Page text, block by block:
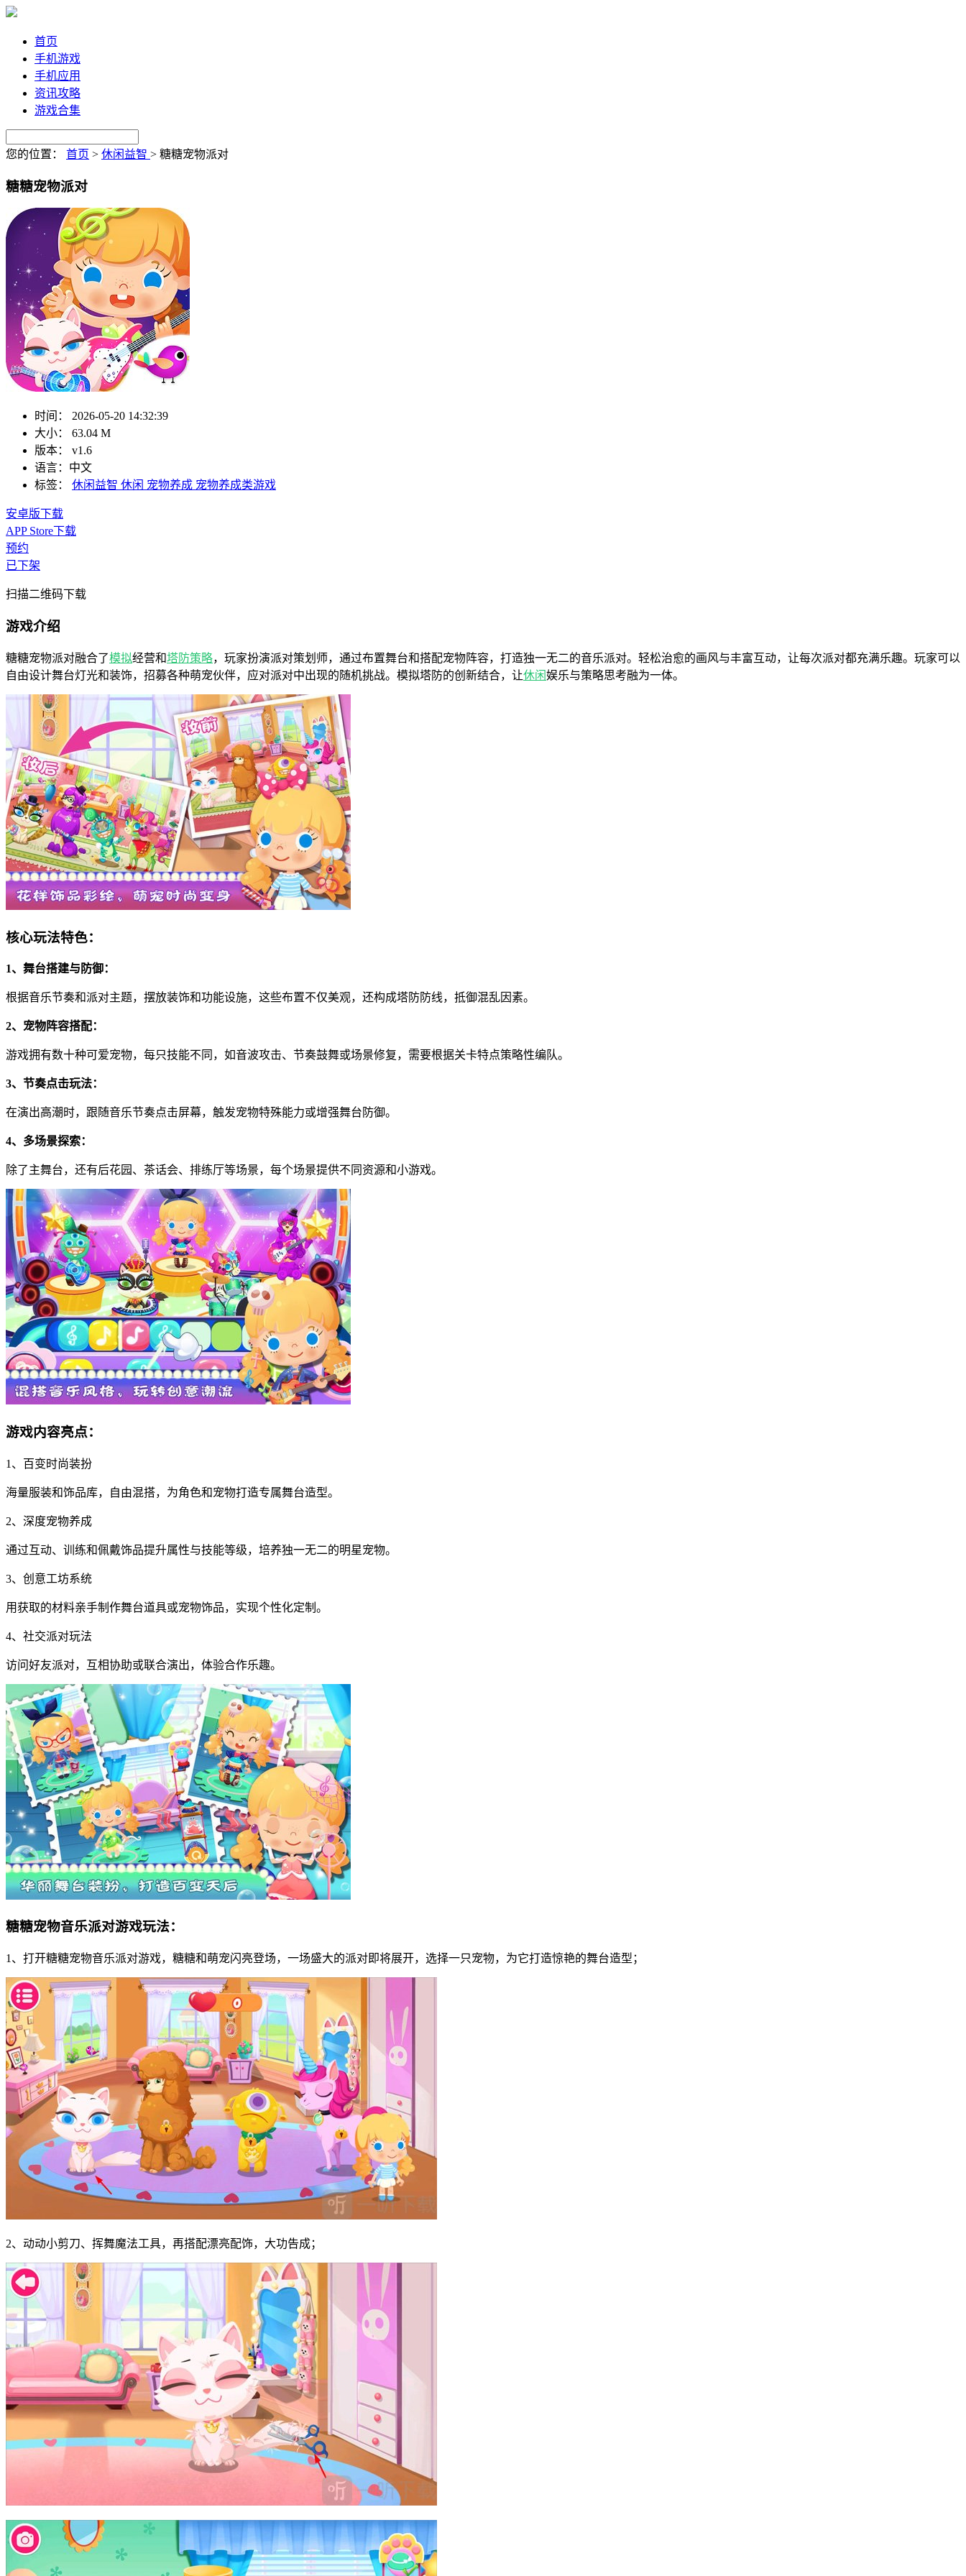
首页
手机游戏
手机应用
资讯攻略
游戏合集
您的位置： 首页 > 休闲益智 > 糖糖宠物派对
糖糖宠物派对
时间：
2026-05-20 14:32:39
大小：
63.04 M
版本：
v1.6
语言： 中文
标签：
休闲益智 休闲 宠物养成 宠物养成类游戏
安卓版下载
APP Store下载
预约
已下架
扫描二维码下载
游戏介绍
糖糖宠物派对融合了模拟经营和塔防策略，玩家扮演派对策划师，通过布置舞台和搭配宠物阵容，打造独一无二的音乐派对。轻松治愈的画风与丰富互动，让每次派对都充满乐趣。玩家可以
自由设计舞台灯光和装饰，招募各种萌宠伙伴，应对派对中出现的随机挑战。模拟塔防的创新结合，让休闲娱乐与策略思考融为一体。
核心玩法特色：
1、舞台搭建与防御：
根据音乐节奏和派对主题，摆放装饰和功能设施，这些布置不仅美观，还构成塔防防线，抵御混乱因素。
2、宠物阵容搭配：
游戏拥有数十种可爱宠物，每只技能不同，如音波攻击、节奏鼓舞或场景修复，需要根据关卡特点策略性编队。
3、节奏点击玩法：
在演出高潮时，跟随音乐节奏点击屏幕，触发宠物特殊能力或增强舞台防御。
4、多场景探索：
除了主舞台，还有后花园、茶话会、排练厅等场景，每个场景提供不同资源和小游戏。
游戏内容亮点：
1、百变时尚装扮
海量服装和饰品库，自由混搭，为角色和宠物打造专属舞台造型。
2、深度宠物养成
通过互动、训练和佩戴饰品提升属性与技能等级，培养独一无二的明星宠物。
3、创意工坊系统
用获取的材料亲手制作舞台道具或宠物饰品，实现个性化定制。
4、社交派对玩法
访问好友派对，互相协助或联合演出，体验合作乐趣。
糖糖宠物音乐派对游戏玩法：
1、打开糖糖宠物音乐派对游戏，糖糖和萌宠闪亮登场，一场盛大的派对即将展开，选择一只宠物，为它打造惊艳的舞台造型；
2、动动小剪刀、挥舞魔法工具，再搭配漂亮配饰，大功告成；